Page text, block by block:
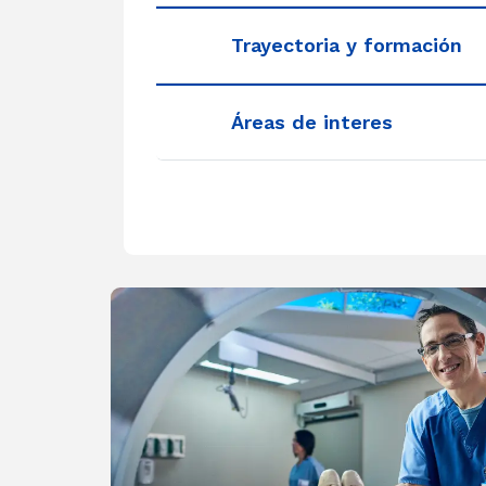
Trayectoria y formación
Áreas de interes